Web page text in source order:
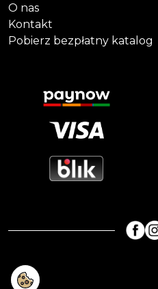
O nas
Kontakt
Pobierz bezpłatny katalog